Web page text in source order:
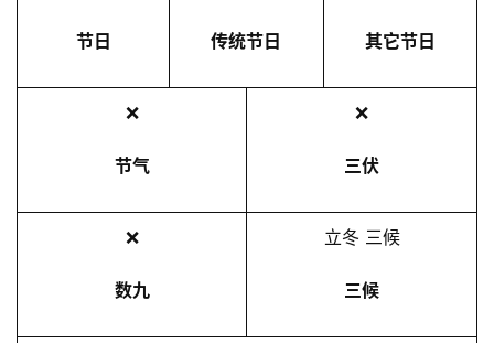
节日 传统节日 其它节日
❌
节气
❌
三伏
❌
数九
立冬 三候
三候